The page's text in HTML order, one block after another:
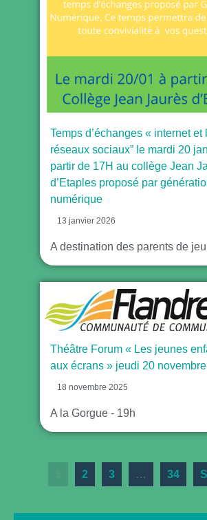
Temps d’échanges « internet et
réseaux sociaux” le mardi 20
partir de 17H au collège Jean
d’Etaples proposé par
numérique
13 janvier 2026
A destination des parents de
Théâtre Forum « Les jeunes
aux écrans » jeudi 20 novembre
18 novembre 2025
A la Gorgue - 19h
2 3 … 34